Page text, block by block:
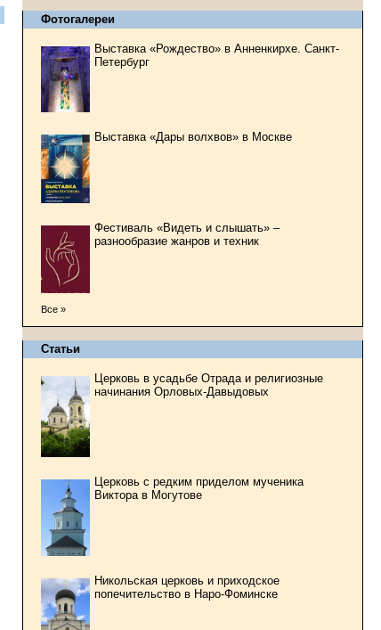
Фотогалереи
Выставка «Рождество» в Анненкирхе. Санкт-
Петербург
Выставка «Дары волхвов» в Москве
Фестиваль «Видеть и слышать» –
разнообразие жанров и техник
Все »
Статьи
Церковь в усадьбе Отрада и религиозные
начинания Орловых-Давыдовых
Церковь с редким приделом мученика
Виктора в Могутове
Никольская церковь и приходское
попечительство в Наро-Фоминске